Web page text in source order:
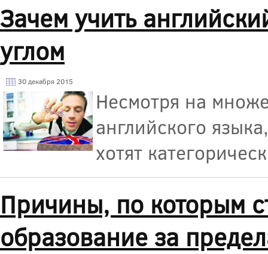
Зачем учить
углом
30 декабря 2015
Несмотря на
английского
хотят
Причины, по которым
образование за